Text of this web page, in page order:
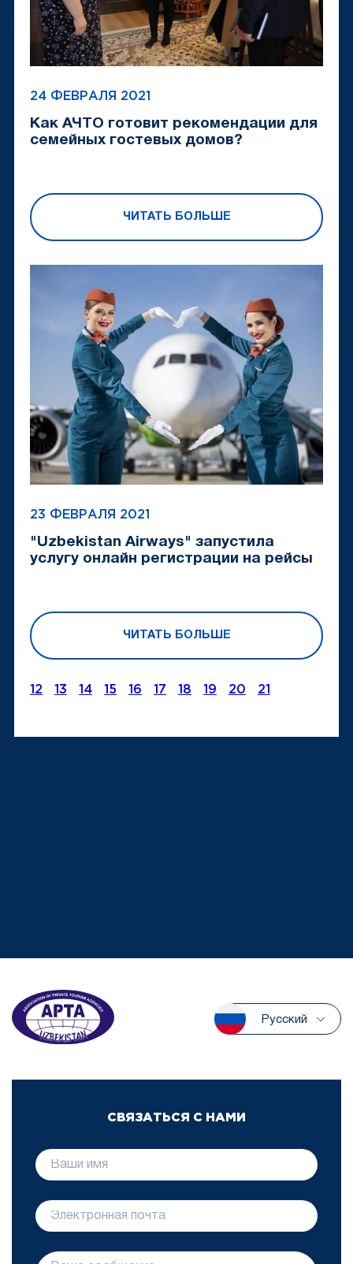
24 ФЕВРАЛЯ 2021
Как АЧТО готовит рекомендации для
семейных гостевых домов?
ЧИТАТЬ БОЛЬШЕ
23 ФЕВРАЛЯ 2021
"Uzbekistan Airways" запустила
услугу онлайн регистрации на рейсы
ЧИТАТЬ БОЛЬШЕ
12 13 14 15 16 17 18 19 20 21
Русский
СВЯЗАТЬСЯ С НАМИ